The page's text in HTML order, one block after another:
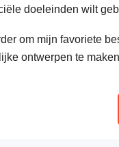
doeleinden wilt
om mijn favoriete
ontwerpen te